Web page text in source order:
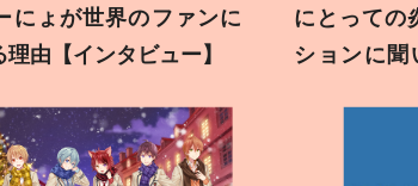
にょが世界のファンに
由【インタビュー】
にとっての
ションに聞